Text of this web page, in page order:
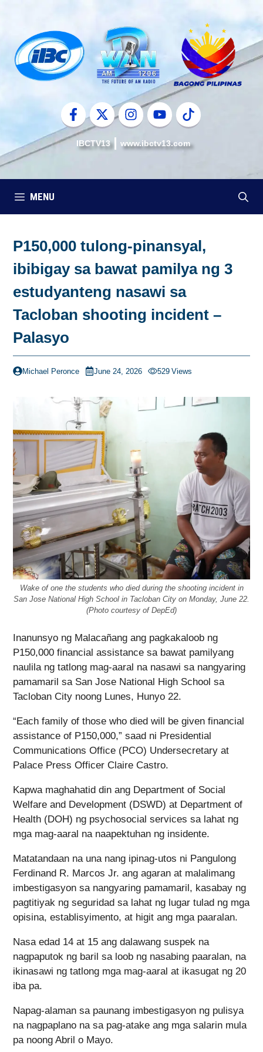
content
IBCTV13 www.ibctv13.com
MENU
P150,000 tulong-pinansyal,
ibibigay sa bawat pamilya ng 3
estudyanteng nasawi sa
Tacloban shooting incident –
Palasyo
Michael Peronce June 24, 2026 529 Views
Wake of one the students who died during the shooting incident in
San Jose National High School in Tacloban City on Monday, June 22.
(Photo courtesy of DepEd)
Inanunsyo ng Malacañang ang pagkakaloob ng
P150,000 financial assistance sa bawat pamilyang
naulila ng tatlong mag-aaral na nasawi sa nangyaring
pamamaril sa San Jose National High School sa
Tacloban City noong Lunes, Hunyo 22.
“Each family of those who died will be given financial
assistance of P150,000,” saad ni Presidential
Communications Office (PCO) Undersecretary at
Palace Press Officer Claire Castro.
Kapwa maghahatid din ang Department of Social
Welfare and Development (DSWD) at Department of
Health (DOH) ng psychosocial services sa lahat ng
mga mag-aaral na naapektuhan ng insidente.
Matatandaan na una nang ipinag-utos ni Pangulong
Ferdinand R. Marcos Jr. ang agaran at malalimang
imbestigasyon sa nangyaring pamamaril, kasabay ng
pagtitiyak ng seguridad sa lahat ng lugar tulad ng mga
opisina, establisyimento, at higit ang mga paaralan.
Nasa edad 14 at 15 ang dalawang suspek na
nagpaputok ng baril sa loob ng nasabing paaralan, na
ikinasawi ng tatlong mga mag-aaral at ikasugat ng 20
iba pa.
Napag-alaman sa paunang imbestigasyon ng pulisya
na nagpaplano na sa pag-atake ang mga salarin mula
pa noong Abril o Mayo.